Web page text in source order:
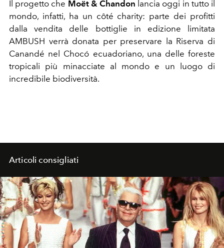
Il progetto che Moët & Chandon lancia oggi in tutto il
mondo, infatti, ha un côté charity: parte dei profitti
dalla vendita delle bottiglie in edizione limitata
AMBUSH verrà donata per preservare la Riserva di
Canandé nel Chocó ecuadoriano, una delle foreste
tropicali più minacciate al mondo e un luogo di
incredibile biodiversità.
Articoli consigliati